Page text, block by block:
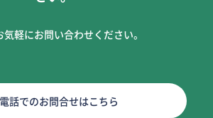
気軽にお問い合わせください。
話でのお問合せはこちら